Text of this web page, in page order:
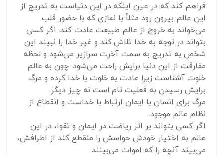
فراهم کند که در عین اینکه در این دنیاست به تدریج از
این عالم بیرون رود مثلاً با نمازی که با حضور قلب
می‌خواند به خروج از عالم طبیعت عادت کند. اگر کسی
بتواند در توجه به خدا تلاش کند و غیر خدا را نبیند این
شخص به تدریج به سمت آخرت سرازیر می‌شود و لحظه
مفارقت از این دنیا برایش راحت می‌شود. چون به عالم
خلوت آشناست زیرا عادت به خلوت با خدا کرده و مرگ
برایش رسیدن به فعلیت تام است نه چیز دیگر.
مرگ برای انسان با ایمان ارتباط با خداست و انقطاع از
نظام عالم موجود.
اگر کسی بتواند بر اثر ریاضت در ایمان و تقوا، در این
عالم به اختیار خودش حواسش را منقطع کند از اطرافش،
می‌بیند آنچه را که اموات می‌بینند.